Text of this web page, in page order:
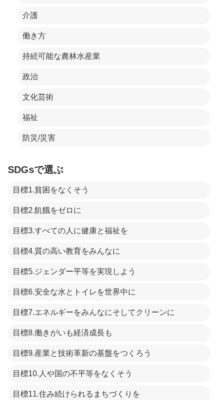
介護
働き方
持続可能な農林水産業
政治
文化芸術
福祉
防災/災害
SDGsで選ぶ
目標1.貧困をなくそう
目標2.飢餓をゼロに
目標3.すべての人に健康と福祉を
目標4.質の高い教育をみんなに
目標5.ジェンダー平等を実現しよう
目標6.安全な水とトイレを世界中に
目標7.エネルギーをみんなにそしてクリーンに
目標8.働きがいも経済成長も
目標9.産業と技術革新の基盤をつくろう
目標10.人や国の不平等をなくそう
目標11.住み続けられるまちづくりを